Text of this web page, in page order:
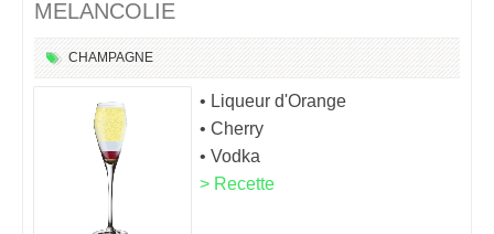
MELANCOLIE
CHAMPAGNE
• Liqueur d'Orange
• Cherry
• Vodka
> Recette